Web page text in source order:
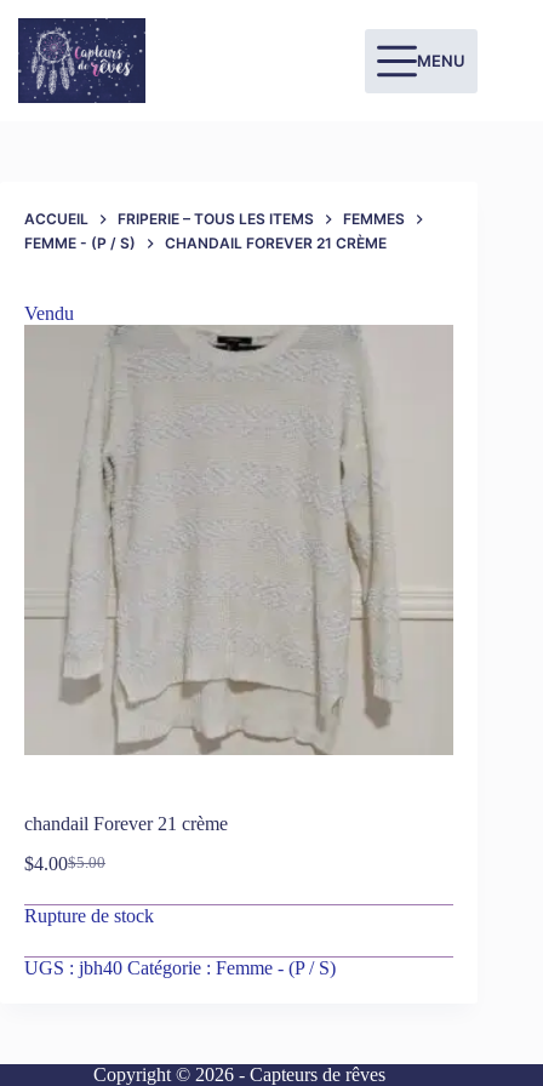
MENU
ACCUEIL FRIPERIE – TOUS LES ITEMS
FEMMES
FEMME - (P / S)
CHANDAIL FOREVER 21 CRÈME
Vendu
chandail Forever 21 crème
$5.00
$4.00
Rupture de stock
UGS : jbh40 Catégorie : Femme - (P / S)
Copyright © 2026 - Capteurs de rêves